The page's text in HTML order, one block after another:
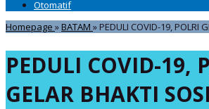
Otomatif
Homepage »BATAM »PEDULI COVID-19, POLRI
PEDULI COVID-19,
GELAR BHAKTI